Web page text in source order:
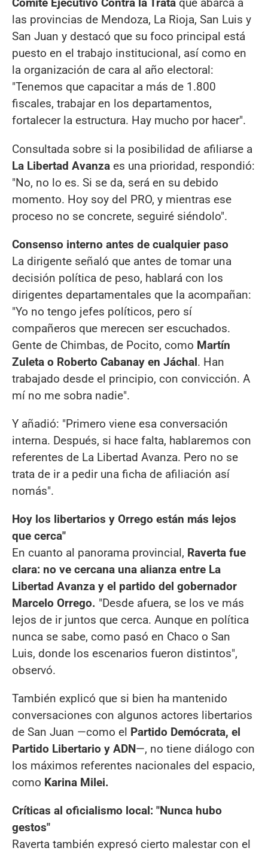
Comité Ejecutivo Contra la Trata que abarca a
las provincias de Mendoza, La Rioja, San Luis y
San Juan y destacó que su foco principal está
puesto en el trabajo institucional, así como en
la organización de cara al año electoral:
"Tenemos que capacitar a más de 1.800
fiscales, trabajar en los departamentos,
fortalecer la estructura. Hay mucho por hacer".
Consultada sobre si la posibilidad de afiliarse a
La Libertad Avanza es una prioridad, respondió:
"No, no lo es. Si se da, será en su debido
momento. Hoy soy del PRO, y mientras ese
proceso no se concrete, seguiré siéndolo".
Consenso interno antes de cualquier paso
La dirigente señaló que antes de tomar una
decisión política de peso, hablará con los
dirigentes departamentales que la acompañan:
"Yo no tengo jefes políticos, pero sí
compañeros que merecen ser escuchados.
Gente de Chimbas, de Pocito, como Martín
Zuleta o Roberto Cabanay en Jáchal. Han
trabajado desde el principio, con convicción. A
mí no me sobra nadie".
Y añadió: "Primero viene esa conversación
interna. Después, si hace falta, hablaremos con
referentes de La Libertad Avanza. Pero no se
trata de ir a pedir una ficha de afiliación así
nomás".
Hoy los libertarios y Orrego están más lejos
que cerca"
En cuanto al panorama provincial, Raverta fue
clara: no ve cercana una alianza entre La
Libertad Avanza y el partido del gobernador
Marcelo Orrego. "Desde afuera, se los ve más
lejos de ir juntos que cerca. Aunque en política
nunca se sabe, como pasó en Chaco o San
Luis, donde los escenarios fueron distintos",
observó.
También explicó que si bien ha mantenido
conversaciones con algunos actores libertarios
de San Juan —como el Partido Demócrata, el
Partido Libertario y ADN—, no tiene diálogo con
los máximos referentes nacionales del espacio,
como Karina Milei.
Críticas al oficialismo local: "Nunca hubo
gestos"
Raverta también expresó cierto malestar con el